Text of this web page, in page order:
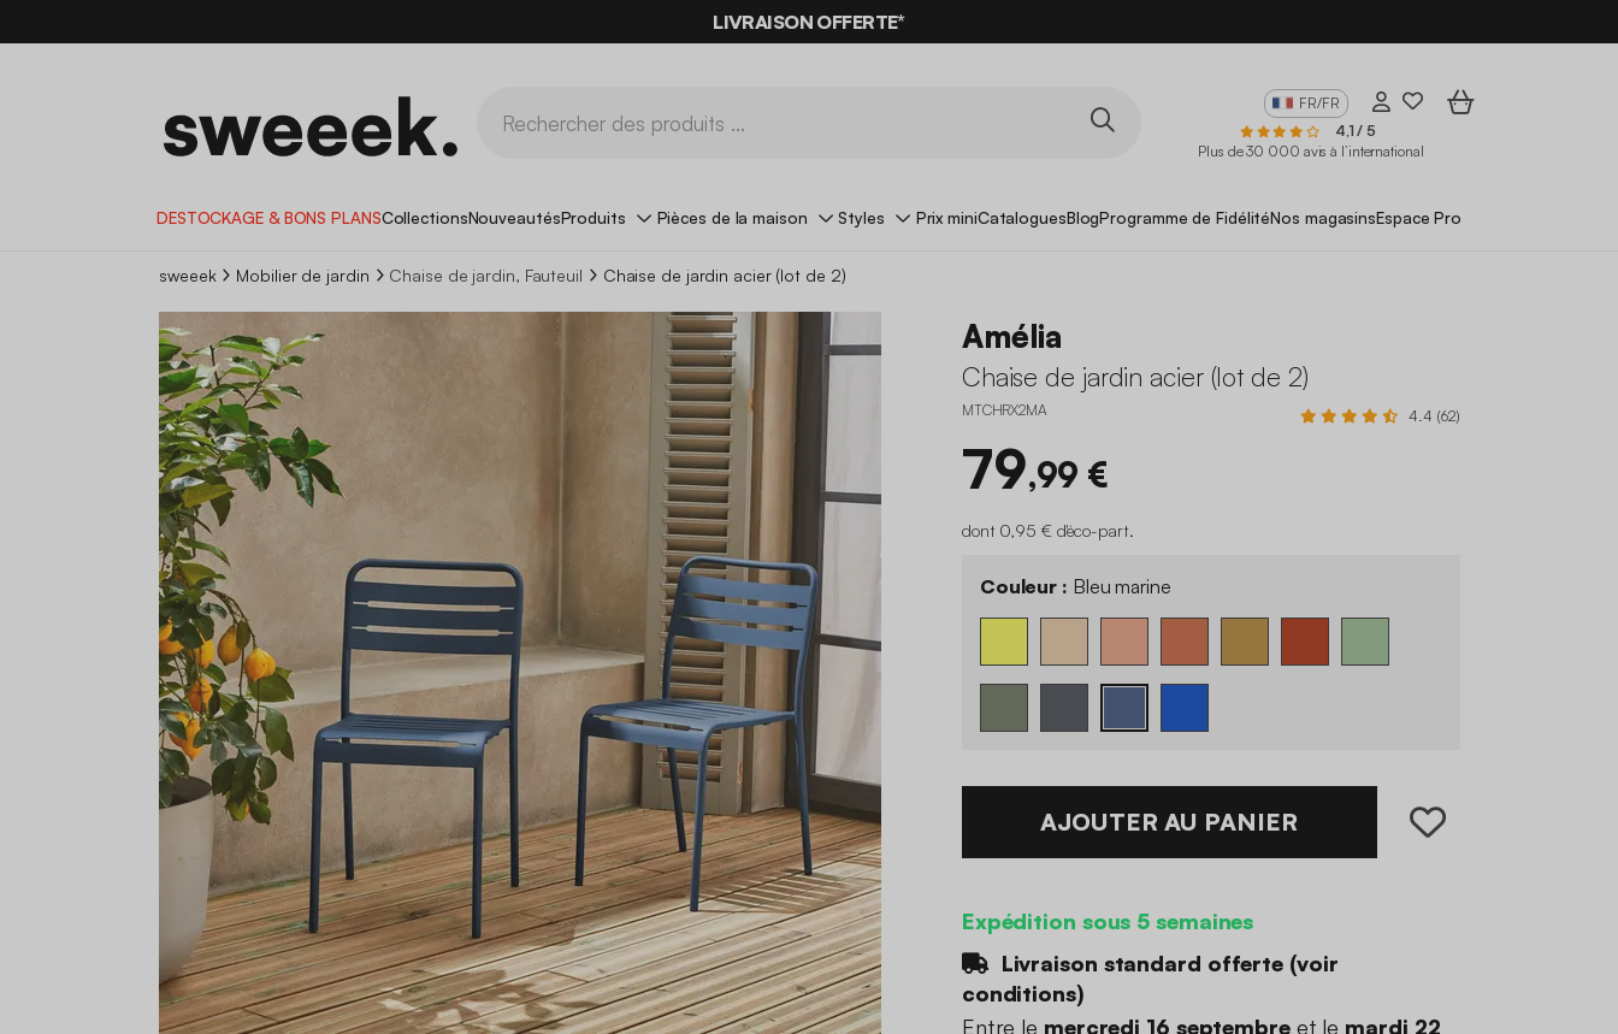
BONS PLANS* AVEC LECODE SUMMER10
LIVRAISON OFFERTE*
FR/FR
4,1 / 5
Plus de 30 000 avis à l’international
DESTOCKAGE & BONS PLANSCollectionsNouveautésProduits Pièces de la maison Styles Prix miniCataloguesBlogProgramme de FidélitéNos magasinsEspace Pro
sweeek Mobilier de jardin Chaise de jardin, Fauteuil Chaise de jardin acier (lot de 2)
Amélia
Chaise de jardin acier (lot de 2)
MTCHRX2MA 4.4 (62)
79,99 €
dont 0,95 € d'éco-part.
Couleur : Bleu marine
AJOUTER AU PANIER
Expédition sous 5 semaines
Livraison standard offerte (voir
conditions)
Entre le mercredi 16 septembreet le mardi 22